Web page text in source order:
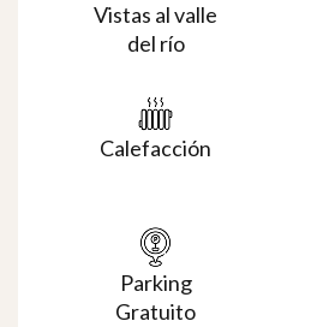
Vistas al valle
del río
Calefacción
Parking
Gratuito